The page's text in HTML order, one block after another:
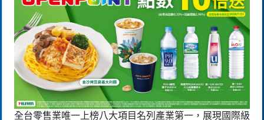
全台零售業唯一上榜八大項目名列產業第一，展現國際級